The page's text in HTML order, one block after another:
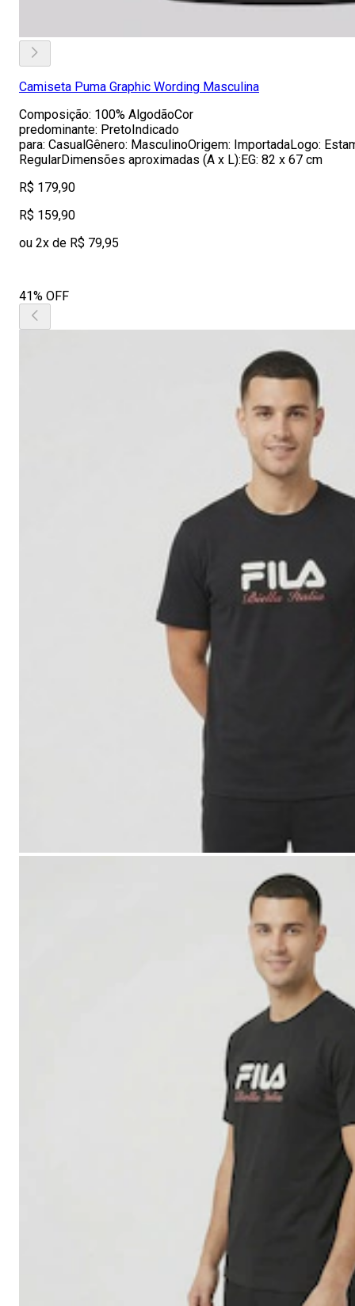
Camiseta Puma Graphic Wording Masculina
Composição: 100% AlgodãoCor
predominante: PretoIndicado
para: CasualGênero: MasculinoOrigem: ImportadaLogo:
RegularDimensões aproximadas (A x L):EG: 82 x 67 cm
R$ 179,90
R$ 159,90
ou 2x de R$ 79,95
41% OFF